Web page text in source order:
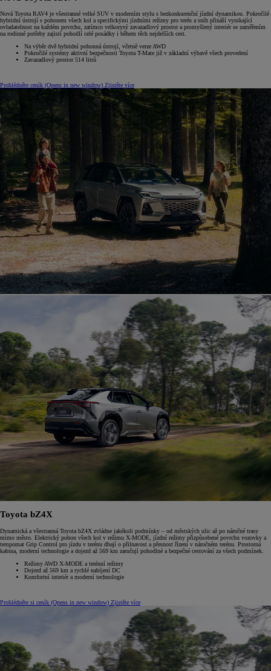
Nová Toyota RAV4 je všestranné velké SUV v moderním stylu s bezkonkurenční jízdní dynamikou. Pokročilé
hybridní ústrojí s pohonem všech kol a specifickými jízdními režimy pro terén a sníh přináší vynikající
ovladatelnost na každém povrchu, zatímco velkorysý zavazadlový prostor a promyšlený interiér se zaměřením
na rodinné potřeby zajistí pohodlí celé posádky i během těch nejdelších cest.
Na výběr dvě hybridní pohonná ústrojí, včetně verze AWD
Pokročilé systémy aktivní bezpečnosti Toyota T-Mate již v základní výbavě všech provedení
Zavazadlový prostor 514 litrů
Prohlédněte ceník (Opens in new window) Zjistěte více
Toyota bZ4X
Dynamická a všestranná Toyota bZ4X zvládne jakékoli podmínky – od městských ulic až po náročné trasy
mimo město. Elektrický pohon všech kol v režimu X-MODE, jízdní režimy přizpůsobené povrchu vozovky a
tempomat Grip Control pro jízdu v terénu dbají o přilnavost a přesnost řízení v náročném terénu. Prostorná
kabina, moderní technologie a dojezd až 569 km zaručují pohodlné a bezpečné cestování za všech podmínek.
Režimy AWD X-MODE a terénní režimy
Dojezd až 569 km a rychlé nabíjení DC
Komfortní interiér a moderní technologie
Prohlédněte si ceník (Opens in new window) Zjistěte více